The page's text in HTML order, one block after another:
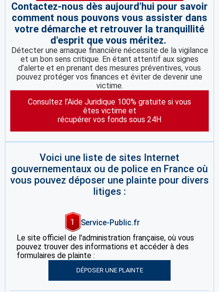
Contactez-nous dès aujourd'hui pour savoir
comment nous pouvons vous assister dans
votre démarche et retrouver la tranquillité
d'esprit que vous méritez.
Détecter une arnaque financière nécessite de la vigilance
et un bon sens critique. En étant attentif aux signes
d’alerte et en prenant des mesures préventives, vous
pouvez protéger vos finances et éviter de devenir une
victime.
Consultez l’Aide Juridique 100% gratuite si vous
êtes victime et
récupérer vos fonds sous 24H
Voici une liste de sites Internet
gouvernementaux ou de police en France où
vous pouvez déposer une plainte pour divers
litiges :
1
Service-Public.fr
Le site officiel de l'administration française, où vous
pouvez trouver des informations et accéder à des
formulaires de plainte :
DÉPOSER UNE PLAINTE